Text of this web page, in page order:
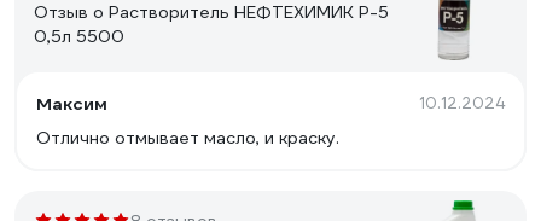
Отзыв о Растворитель НЕФТЕХИМИК Р-5
0,5л 5500
Максим 10.12.2024
Отлично отмывает масло, и краску.